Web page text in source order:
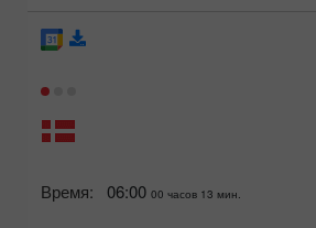
Время: 06:00 00 часов 13 мин.